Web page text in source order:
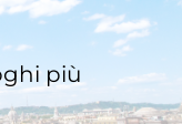
più